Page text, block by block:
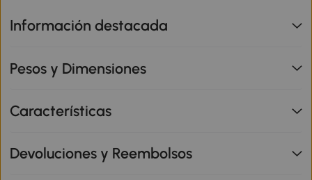
Información destacada
Pesos y Dimensiones
Características
Devoluciones y Reembolsos